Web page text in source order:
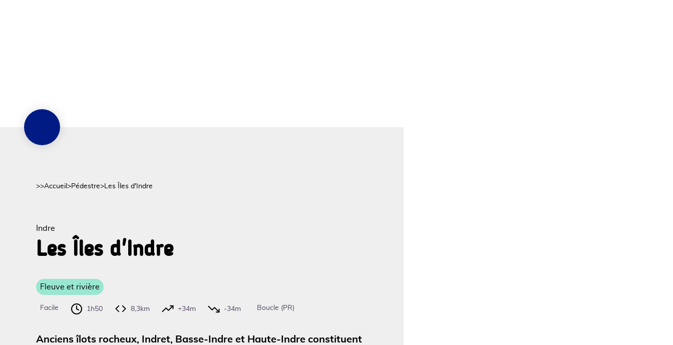
>>Accueil >Pédestre>Les Îles d'Indre
Indre
Les Îles d'Indre
Fleuve et rivière
Facile 1h50 8,3km +34m -34m Boucle (PR)
Anciens îlots rocheux, Indret, Basse-Indre et Haute-Indre constituent